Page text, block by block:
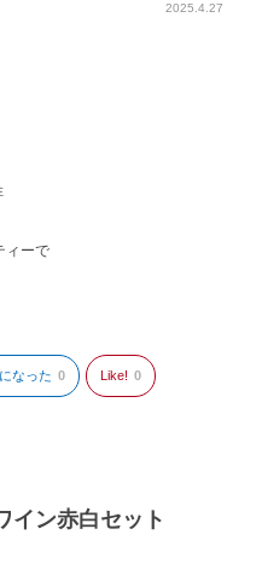
2025.4.27
ィーで
なった 0 Like! 0
イン赤白セット